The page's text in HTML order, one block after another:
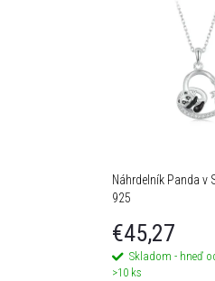
Náhrdelník Panda v
925
€45,27
Skladom - hneď
>10 ks